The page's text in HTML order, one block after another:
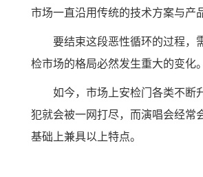
市场一直沿用传统的技术方案与产
要结束这段恶性循环的过程，
检市场的格局必然发生重大的变化。
如今，市场上安检门各类不断
犯就会被一网打尽，而演唱会经常
基础上兼具以上特点。